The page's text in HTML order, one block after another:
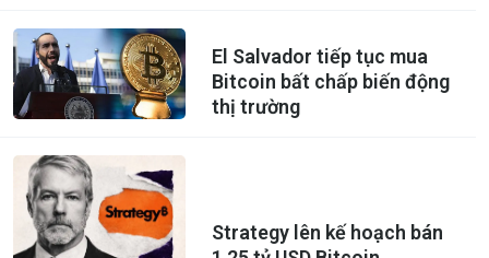
El Salvador tiếp tục mua
Bitcoin bất chấp biến động
thị trường
Strategy lên kế hoạch bán